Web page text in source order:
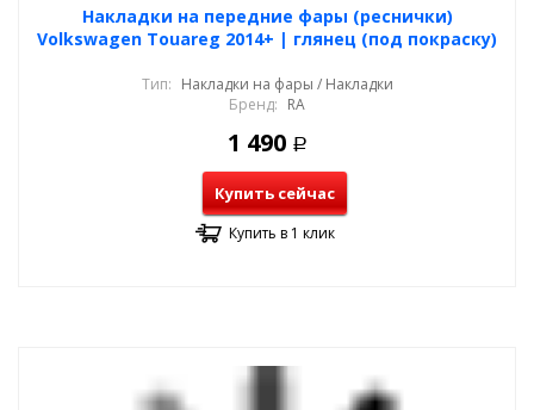
Накладки на передние фары (реснички)
Volkswagen Touareg 2014+ | глянец (под покраску)
Тип: Накладки на фары / Накладки
Бренд: RA
1 490 Р
Купить сейчас
Купить в 1 клик